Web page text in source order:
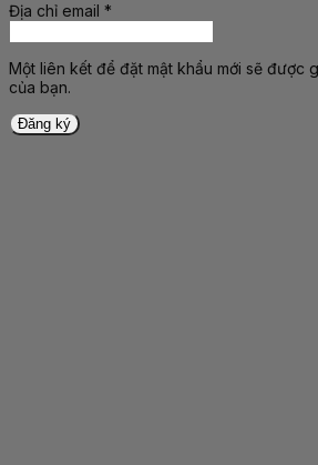
Địa chỉ email *
Bắt
Một liên kết để đặt mật khẩu mới sẽ được
của bạn.
Đăng ký